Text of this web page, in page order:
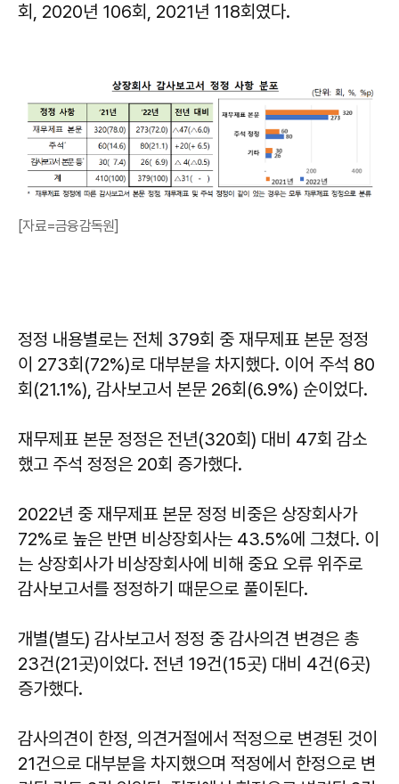
회, 2020년 106회, 2021년 118회였다.
[자료=금융감독원]
정정 내용별로는 전체 379회 중 재무제표 본문 정정
이 273회(72%)로 대부분을 차지했다. 이어 주석 80
회(21.1%), 감사보고서 본문 26회(6.9%) 순이었다.
재무제표 본문 정정은 전년(320회) 대비 47회 감소
했고 주석 정정은 20회 증가했다.
2022년 중 재무제표 본문 정정 비중은 상장회사가
72%로 높은 반면 비상장회사는 43.5%에 그쳤다. 이
는 상장회사가 비상장회사에 비해 중요 오류 위주로
감사보고서를 정정하기 때문으로 풀이된다.
개별(별도) 감사보고서 정정 중 감사의견 변경은 총
23건(21곳)이었다. 전년 19건(15곳) 대비 4건(6곳)
증가했다.
감사의견이 한정, 의견거절에서 적정으로 변경된 것이
21건으로 대부분을 차지했으며 적정에서 한정으로 변